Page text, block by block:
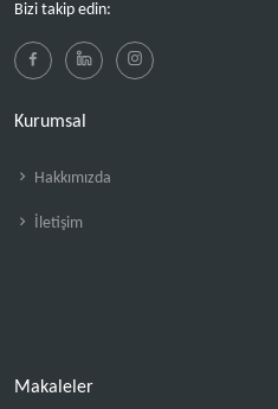
Bizi takip edin:
Kurumsal
Hakkımızda
İletişim
Makaleler